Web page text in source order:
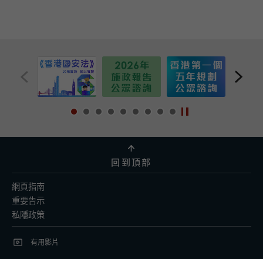
處的入息審查而取得『全額』或『半額』資助幅度資格，便可就成功修
畢的科目獲全額或半額學費發還。
此外，如學員擁有香港居留權，或在課程開始前，該學員或其家庭已連
上網費津貼（津貼發放以家庭為單位）及學習開支定額津貼。
如學員在報讀應用教育文憑前曾受惠於指定夜間成人教育課程資助計
劃，仍可就應用教育文憑課程取得學費資助。
用教育文憑課程取得學費資助，則不能就該等夜間中學課程取得學費資
助，除非學員已向香港特別行政區政府退還從應用教育文憑課程中所獲
取的全數資助。
取得學費資助。
回到頂部
網頁指南
重要告示
私隱政策
有用影片